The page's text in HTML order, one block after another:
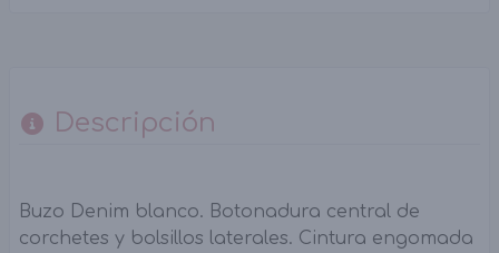
Descripción
Buzo Denim blanco. Botonadura central de
corchetes y bolsillos laterales. Cintura engomada